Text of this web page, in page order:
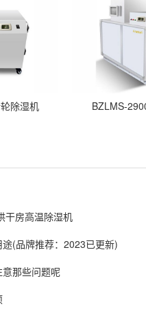
除湿机 BZLMS-
干房高温除湿机
(品牌推荐：2023已更新)
那些问题呢